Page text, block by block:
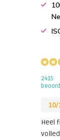
2415
10/
Heel